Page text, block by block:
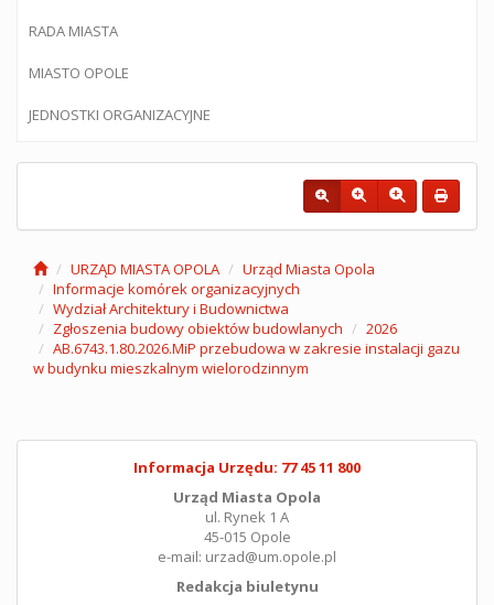
RADA MIASTA
MIASTO OPOLE
JEDNOSTKI ORGANIZACYJNE
URZĄD MIASTA OPOLA
Urząd Miasta Opola
Informacje komórek organizacyjnych
Wydział Architektury i Budownictwa
Zgłoszenia budowy obiektów budowlanych
2026
AB.6743.1.80.2026.MiP przebudowa w zakresie instalacji gazu
w budynku mieszkalnym wielorodzinnym
Informacja Urzędu: 77 45 11 800
Urząd Miasta Opola
ul. Rynek 1 A
45-015 Opole
e-mail: urzad@um.opole.pl
Redakcja biuletynu